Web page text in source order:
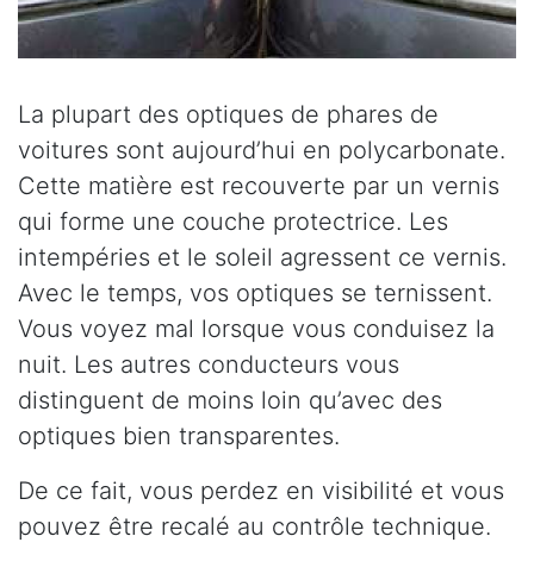
La plupart des optiques de phares de
voitures sont aujourd’hui en polycarbonate.
Cette matière est recouverte par un vernis
qui forme une couche protectrice. Les
intempéries et le soleil agressent ce vernis.
Avec le temps, vos optiques se ternissent.
Vous voyez mal lorsque vous conduisez la
nuit. Les autres conducteurs vous
distinguent de moins loin qu’avec des
optiques bien transparentes.
De ce fait, vous perdez en visibilité et vous
pouvez être recalé au contrôle technique.